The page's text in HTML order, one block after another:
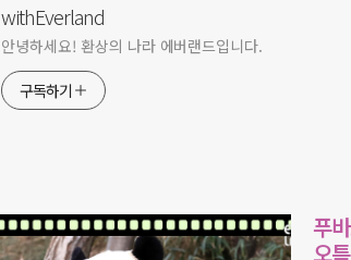
withEverland
안녕하세요! 환상의 나라 에버랜드입니다.
구독하기
푸
오